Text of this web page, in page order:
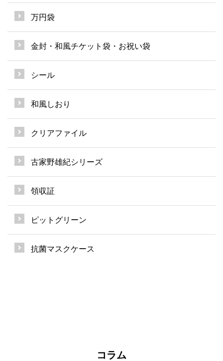
万円袋
金封・和風チケット袋・お祝い袋
シール
和風しおり
クリアファイル
古家野雄紀シリーズ
領収証
ピットグリーン
抗菌マスクケース
コラム